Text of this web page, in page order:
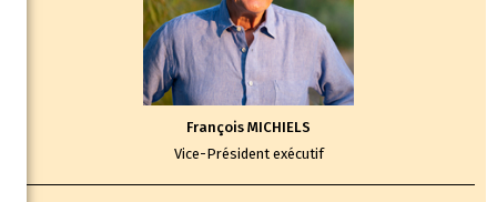
François MICHIELS
Vice-Président exécutif